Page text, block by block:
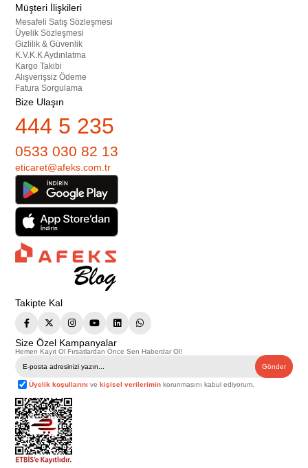
Müşteri İlişkileri
Mesafeli Satış Sözleşmesi
Üyelik Sözleşmesi
Gizlilik & Güvenlik
K.V.K.K Aydınlatma
Kargo Takibi
Alışverişsiz Ödeme
Fatura Sorgulama
Bize Ulaşın
444 5 235
0533 030 82 13
eticaret@afeks.com.tr
Takipte Kal
Size Özel Kampanyalar
Hemen Kayıt Ol Fırsatlardan Önce Sen Haberdar Ol!
Gönder
Üyelik koşullarını vekişisel verilerimin korunmasını kabul ediyorum.